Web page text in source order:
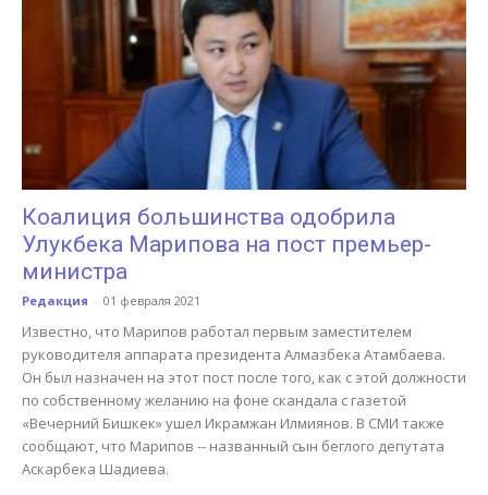
Коалиция большинства одобрила
Улукбека Марипова на пост премьер-
министра
Редакция - 01 февраля 2021
Известно, что Марипов работал первым заместителем
руководителя аппарата президента Алмазбека Атамбаева.
Он был назначен на этот пост после того, как с этой должности
по собственному желанию на фоне скандала с газетой
«Вечерний Бишкек» ушел Икрамжан Илмиянов. В СМИ также
сообщают, что Марипов -- названный сын беглого депутата
Аскарбека Шадиева.